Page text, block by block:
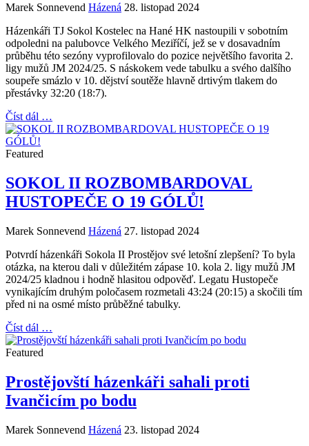
Marek Sonnevend Házená 28. listopad 2024
Házenkáři TJ Sokol Kostelec na Hané HK nastoupili v sobotním
odpoledni na palubovce Velkého Meziříčí, jež se v dosavadním
průběhu této sezóny vyprofilovalo do pozice největšího favorita 2.
ligy mužů JM 2024/25. S náskokem vede tabulku a svého dalšího
soupeře smázlo v 10. dějství soutěže hlavně drtivým tlakem do
přestávky 32:20 (18:7).
Číst dál …
Featured
SOKOL II ROZBOMBARDOVAL
HUSTOPEČE O 19 GÓLŮ!
Marek Sonnevend Házená 27. listopad 2024
Potvrdí házenkáři Sokola II Prostějov své letošní zlepšení? To byla
otázka, na kterou dali v důležitém zápase 10. kola 2. ligy mužů JM
2024/25 kladnou i hodně hlasitou odpověď. Legatu Hustopeče
vynikajícím druhým poločasem rozmetali 43:24 (20:15) a skočili tím
před ni na osmé místo průběžné tabulky.
Číst dál …
Featured
Prostějovští házenkáři sahali proti
Ivančicím po bodu
Marek Sonnevend Házená 23. listopad 2024